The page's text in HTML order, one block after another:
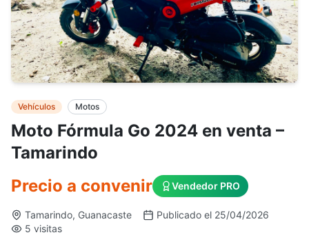
Moto Fórmula Go 2024 en venta –
Tamarindo
Vehículos Motos
Precio a convenir Vendedor PRO
Tamarindo, Guanacaste
Publicado el 25/04/2026
5 visitas